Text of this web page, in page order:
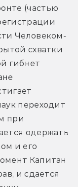
(частью
Человеком-
схватки
гибнет
переходит
при
одержать
и его
Капитан
и сдается